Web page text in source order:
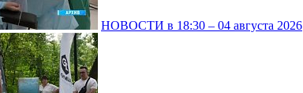
НОВОСТИ в 18:30 – 04 августа 2026